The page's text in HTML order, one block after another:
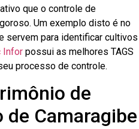
que o controle de
Um exemplo disto é no
servem para identificar cultivos
Infor possui as melhores TAGS
processo de controle.
de
de Camaragibe